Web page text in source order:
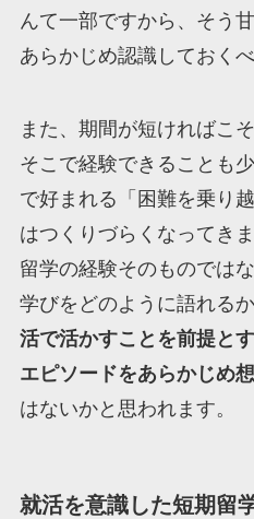
んて一部ですから、そう
あらかじめ認識しておく
また、期間が短ければこ
そこで経験できることも
で好まれる「困難を乗り
はつくりづらくなってき
留学の経験そのものでは
学びをどのように語れる
活で活かすことを前提と
エピソードをあらかじめ
はないかと思われます。
就活を意識した短期留